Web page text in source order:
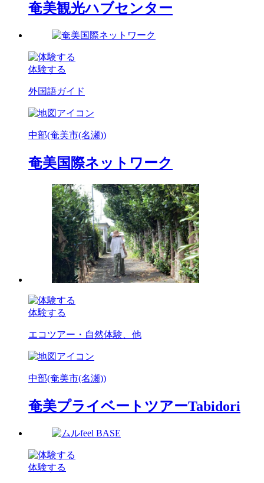
奄美観光ハブセンター
体験する
外国語ガイド
中部(奄美市(名瀬))
奄美国際ネットワーク
体験する
エコツアー・自然体験、他
中部(奄美市(名瀬))
奄美プライベートツアーTabidori
体験する